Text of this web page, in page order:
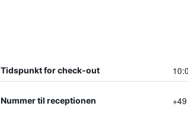
Tidspunkt for check-out
Nummer til receptionen